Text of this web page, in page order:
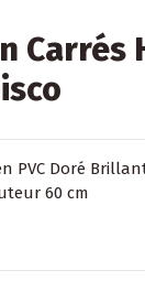
Carrés
PVC Doré
60 cm